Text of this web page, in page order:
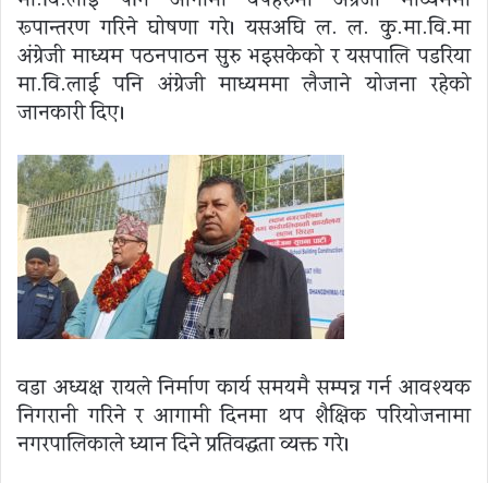
रूपान्तरण गरिने घोषणा गरे। यसअघि ल. ल. कु.मा.वि.मा
अंग्रेजी माध्यम पठनपाठन सुरु भइसकेको र यसपालि पडरिया
मा.वि.लाई पनि अंग्रेजी माध्यममा लैजाने योजना रहेको
जानकारी दिए।
वडा अध्यक्ष रायले निर्माण कार्य समयमै सम्पन्न गर्न आवश्यक
निगरानी गरिने र आगामी दिनमा थप शैक्षिक परियोजनामा
नगरपालिकाले ध्यान दिने प्रतिवद्धता व्यक्त गरे।